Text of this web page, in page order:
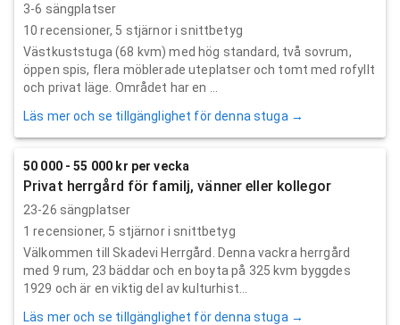
3-6 sängplatser
10 recensioner, 5 stjärnor i snittbetyg
Västkuststuga (68 kvm) med hög standard, två sovrum,
öppen spis, flera möblerade uteplatser och tomt med rofyllt
och privat läge. Området har en ...
Läs mer och se tillgänglighet för denna stuga →
50 000 - 55 000 kr per vecka
Privat herrgård för familj, vänner eller kollegor
23-26 sängplatser
1 recensioner, 5 stjärnor i snittbetyg
Välkommen till Skadevi Herrgård. Denna vackra herrgård
med 9 rum, 23 bäddar och en boyta på 325 kvm byggdes
1929 och är en viktig del av kulturhist...
Läs mer och se tillgänglighet för denna stuga →